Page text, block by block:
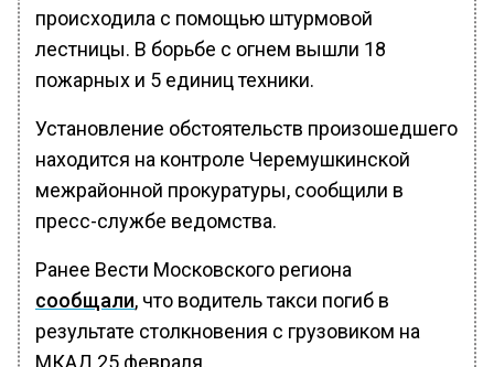
происходила с помощью штурмовой
лестницы. В борьбе с огнем вышли 18
пожарных и 5 единиц техники.
Установление обстоятельств произошедшего
находится на контроле Черемушкинской
межрайонной прокуратуры, сообщили в
пресс-службе ведомства.
Ранее Вести Московского региона
сообщали, что водитель такси погиб в
результате столкновения с грузовиком на
МКАД 25 февраля.